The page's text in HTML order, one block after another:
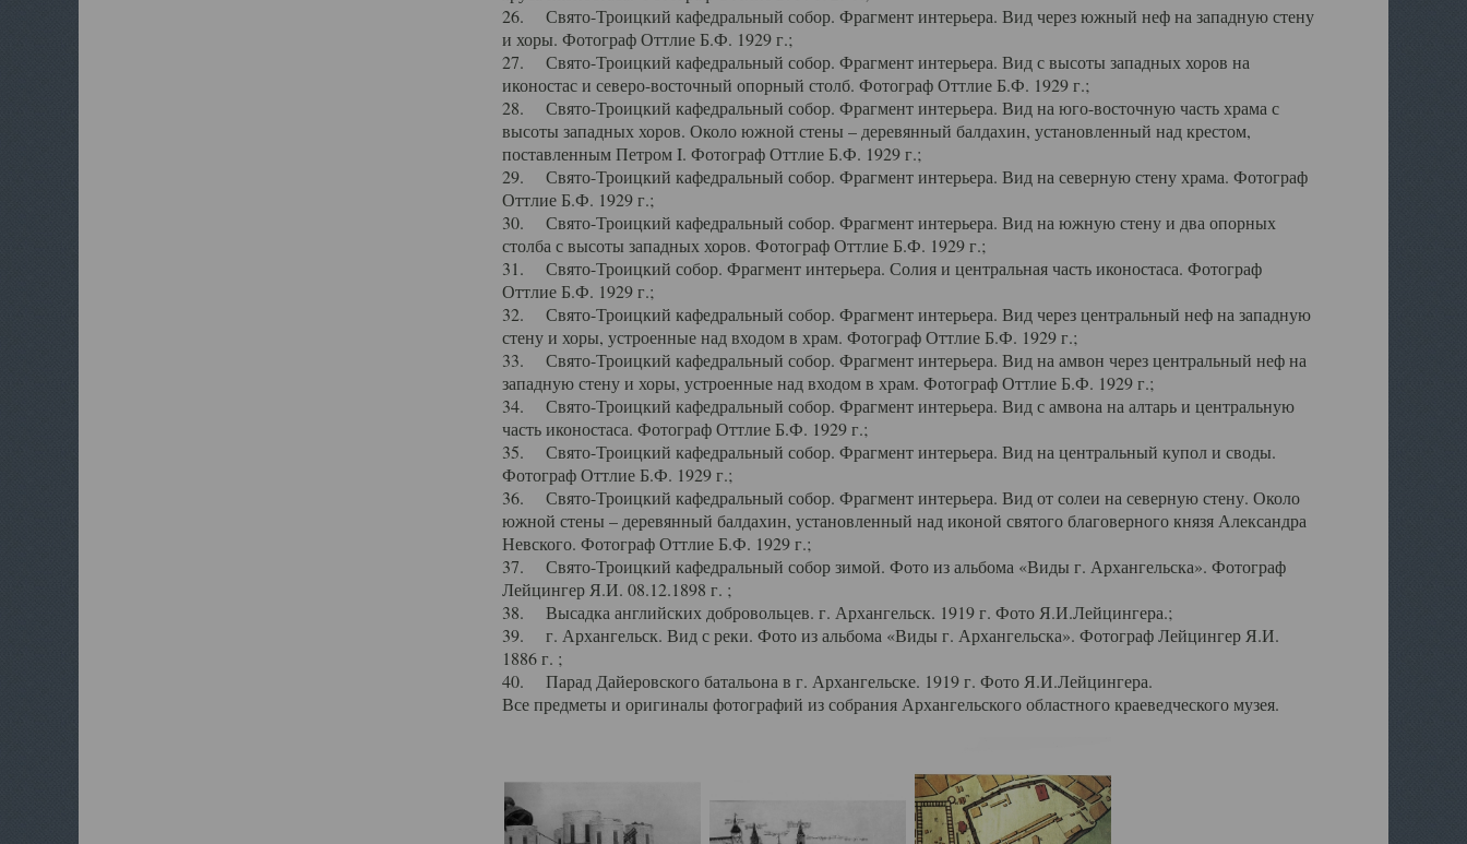
26. Свято-Троицкий кафедральный собор. Фрагмент интерьера. Вид через южный неф на западную стену
и хоры. Фотограф Оттлие Б.Ф. 1929 г.;
27. Свято-Троицкий кафедральный собор. Фрагмент интерьера. Вид с высоты западных хоров на
иконостас и северо-восточный опорный столб. Фотограф Оттлие Б.Ф. 1929 г.;
28. Свято-Троицкий кафедральный собор. Фрагмент интерьера. Вид на юго-восточную часть храма с
высоты западных хоров. Около южной стены – деревянный балдахин, установленный над крестом,
поставленным Петром I. Фотограф Оттлие Б.Ф. 1929 г.;
29. Свято-Троицкий кафедральный собор. Фрагмент интерьера. Вид на северную стену храма. Фотограф
Оттлие Б.Ф. 1929 г.;
30. Свято-Троицкий кафедральный собор. Фрагмент интерьера. Вид на южную стену и два опорных
столба с высоты западных хоров. Фотограф Оттлие Б.Ф. 1929 г.;
31. Свято-Троицкий собор. Фрагмент интерьера. Солия и центральная часть иконостаса. Фотограф
Оттлие Б.Ф. 1929 г.;
32. Свято-Троицкий кафедральный собор. Фрагмент интерьера. Вид через центральный неф на западную
стену и хоры, устроенные над входом в храм. Фотограф Оттлие Б.Ф. 1929 г.;
33. Свято-Троицкий кафедральный собор. Фрагмент интерьера. Вид на амвон через центральный неф на
западную стену и хоры, устроенные над входом в храм. Фотограф Оттлие Б.Ф. 1929 г.;
34. Свято-Троицкий кафедральный собор. Фрагмент интерьера. Вид с амвона на алтарь и центральную
часть иконостаса. Фотограф Оттлие Б.Ф. 1929 г.;
35. Свято-Троицкий кафедральный собор. Фрагмент интерьера. Вид на центральный купол и своды.
Фотограф Оттлие Б.Ф. 1929 г.;
36. Свято-Троицкий кафедральный собор. Фрагмент интерьера. Вид от солеи на северную стену. Около
южной стены – деревянный балдахин, установленный над иконой святого благоверного князя Александра
Невского. Фотограф Оттлие Б.Ф. 1929 г.;
37. Свято-Троицкий кафедральный собор зимой. Фото из альбома «Виды г. Архангельска». Фотограф
Лейцингер Я.И. 08.12.1898 г. ;
38. Высадка английских добровольцев. г. Архангельск. 1919 г. Фото Я.И.Лейцингера.;
39. г. Архангельск. Вид с реки. Фото из альбома «Виды г. Архангельска». Фотограф Лейцингер Я.И.
1886 г. ;
40. Парад Дайеровского батальона в г. Архангельске. 1919 г. Фото Я.И.Лейцингера.
Все предметы и оригиналы фотографий из собрания Архангельского областного краеведческого музея.